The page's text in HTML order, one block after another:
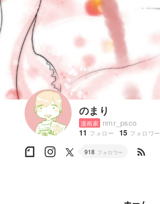
のまり
漫画家 nmr_psco
11 フォロー 15 フォロワー
918 フォロワー rss_feed